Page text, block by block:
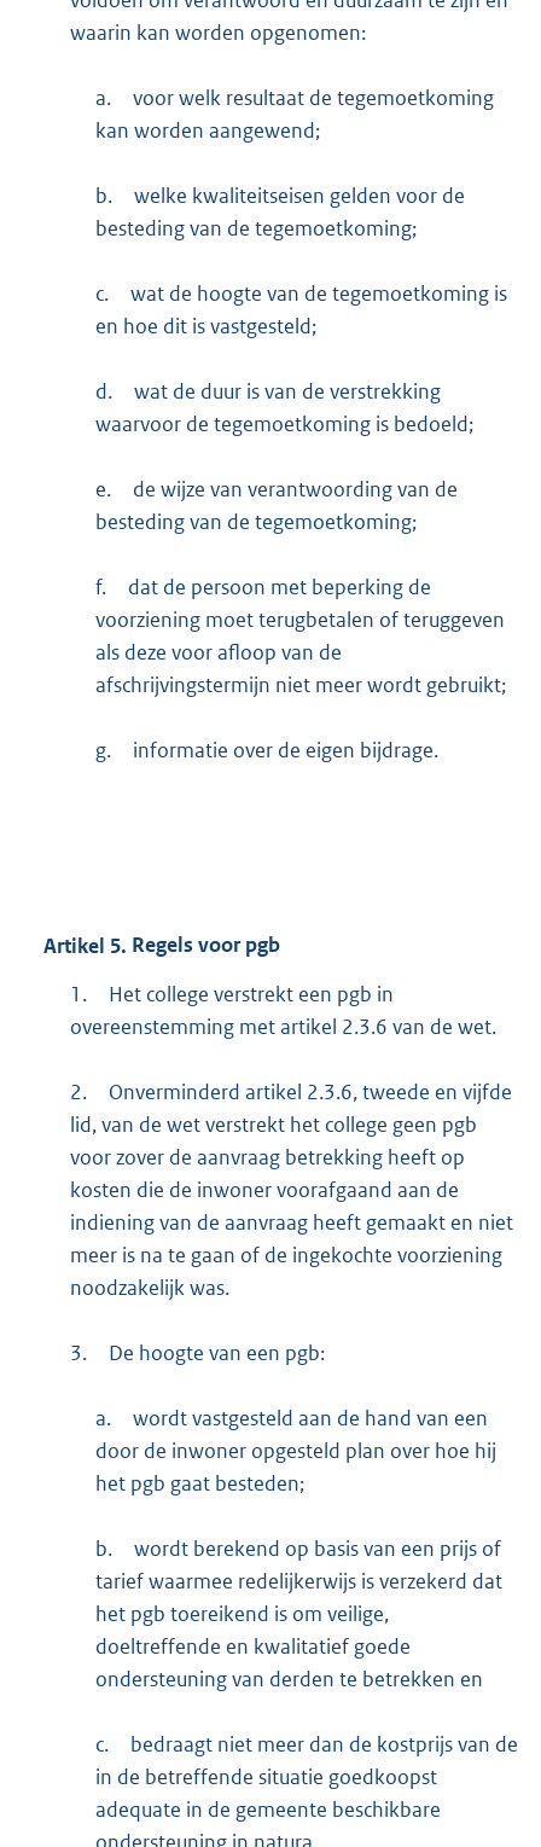
waarin kan worden opgenomen:
a.
voor welk resultaat de tegemoetkoming
kan worden aangewend;
b.
welke kwaliteitseisen gelden voor de
besteding van de tegemoetkoming;
c.
wat de hoogte van de tegemoetkoming is
en hoe dit is vastgesteld;
d.
wat de duur is van de verstrekking
waarvoor de tegemoetkoming is bedoeld;
e.
de wijze van verantwoording van de
besteding van de tegemoetkoming;
f.
dat de persoon met beperking de
voorziening moet terugbetalen of teruggeven
als deze voor afloop van de
afschrijvingstermijn niet meer wordt gebruikt;
g. informatie over de eigen bijdrage.
Artikel 5. Regels voor pgb
1.
Het college verstrekt een pgb in
overeenstemming met artikel 2.3.6 van de wet.
2.
Onverminderd artikel 2.3.6, tweede en vijfde
lid, van de wet verstrekt het college geen pgb
voor zover de aanvraag betrekking heeft op
kosten die de inwoner voorafgaand aan de
indiening van de aanvraag heeft gemaakt en niet
meer is na te gaan of de ingekochte voorziening
noodzakelijk was.
3. De hoogte van een pgb:
a.
wordt vastgesteld aan de hand van een
door de inwoner opgesteld plan over hoe hij
het pgb gaat besteden;
b.
wordt berekend op basis van een prijs of
tarief waarmee redelijkerwijs is verzekerd dat
het pgb toereikend is om veilige,
doeltreffende en kwalitatief goede
ondersteuning van derden te betrekken en
c.
bedraagt niet meer dan de kostprijs van de
in de betreffende situatie goedkoopst
adequate in de gemeente beschikbare